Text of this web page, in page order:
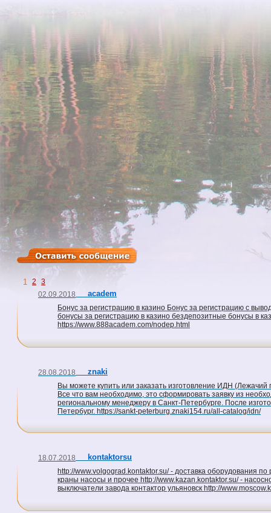
1 2
3
02.09.2018
academ
Бонус за регистрацию в казино Бонус за регистрацию с
бонусы за регистрацию в казино бездепозитные бонусы в
https://www.888academ.com/nodep.html
28.08.2018 znaki
Вы можете купить или заказать изготовление ИДН
Все что вам необходимо, это сформировать заявку из
региональному менеджеру в Санкт-Петербурге. После
Петербург. https://sankt-peterburg.znaki154.ru/all-catalog/idn/
18.07.2018 kontaktorsu
http://www.volgograd.kontaktor.su/ - доставка оборудования
краны насосы и прочее http://www.kazan.kontaktor.su/ -
выключатели завода контактор ульяновск http://